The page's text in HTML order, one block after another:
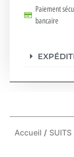
Paiement
bancaire
Accueil / SUITS